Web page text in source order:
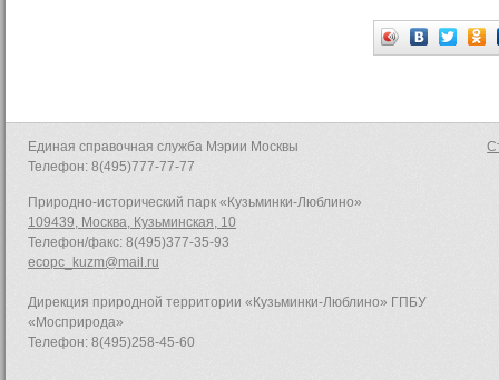
Единая справочная служба Мэрии Москвы
Телефон: 8(495)777-77-77
Природно-исторический парк «Кузьминки-Люблино»
109439, Москва, Кузьминская, 10
Телефон/факс: 8(495)377-35-93
ecopc_kuzm@mail.ru
Дирекция природной территории «Кузьминки-Люблино» ГПБУ
«Мосприрода»
Телефон: 8(495)258-45-60